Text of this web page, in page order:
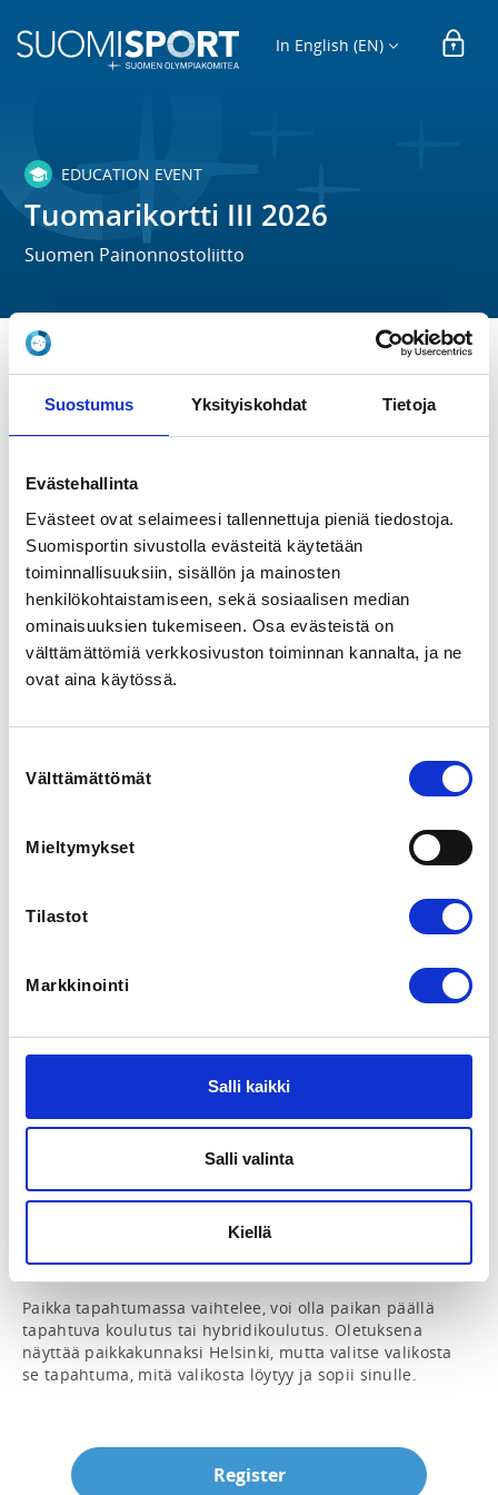
Suostumus Yksityiskohdat Tietoja
Evästehallinta
Evästeet ovat selaimeesi tallennettuja pieniä tiedostoja.
Suomisportin sivustolla evästeitä käytetään
toiminnallisuuksiin, sisällön ja mainosten
henkilökohtaistamiseen, sekä sosiaalisen median
ominaisuuksien tukemiseen. Osa evästeistä on
välttämättömiä verkkosivuston toiminnan kannalta, ja ne
ovat aina käytössä.
valinta
Välttämättömät
Mieltymykset
Tilastot
Markkinointi
Salli kaikki
Salli valinta
Kiellä
In English (EN)
EDUCATION EVENT
Tuomarikortti III 2026
Suomen Painonnostoliitto
TIME
Th 1.1.2026 -Th 31.12.2026
SPNL toimisto
Valimotie 10, 00380 Helsinki, Suomi
View map
LOCALITY
Helsinki
SPORTS
REGISTRATION PERIOD
PRICES
Kansallinen III-luokka(lisenssi) 12,50 € -
ADDITIONAL INFORMATION
toimisto@painonnosto.fi
Jorma Pallari
Oikeus toimimaan tuomarina piirikunnallisissa,
annetaan tuomarikurssin hyväksytysti suorittaneelle.
Kokelaan ikäraja on 15 vuotta.
Paikka tapahtumassa vaihtelee, voi olla paikan päällä
tapahtuva koulutus tai hybridikoulutus. Oletuksena
näyttää paikkakunnaksi Helsinki, mutta valitse valikosta
se tapahtuma, mitä valikosta löytyy ja sopii sinulle.
Register